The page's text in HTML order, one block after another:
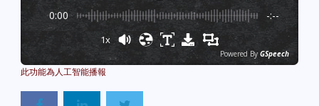
0:00 -:--
1x
Powered By GSpeech